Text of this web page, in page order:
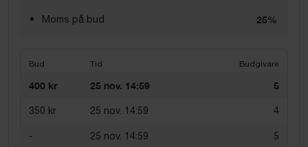
Moms på bud 25%
Bud Tid Budgivare
400 kr 25 nov. 14:59 5
350 kr 25 nov. 14:59 4
- 25 nov. 14:59 5